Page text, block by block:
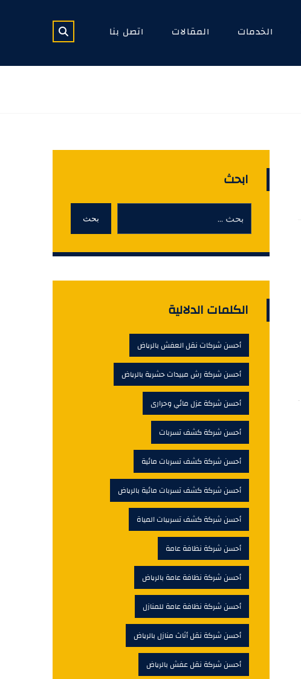
الخدمات المقالات اتصل بنا
ابحث
بحث
الكلمات الدلالية
أحسن شركات نقل العفش بالرياض
أحسن شركة رش مبيدات حشرية بالرياض
أحسن شركة عزل مائي وحرارى
أحسن شركة كشف تسربات
أحسن شركة كشف تسربات مائية
أحسن شركة كشف تسربات مائية بالرياض
أحسن شركة كشف تسريبات المياة
أحسن شركة نظافة عامة
أحسن شركة نظافة عامة بالرياض
أحسن شركة نظافة عامة للمنازل
أحسن شركة نقل أثاث منازل بالرياض
أحسن شركة نقل عفش بالرياض